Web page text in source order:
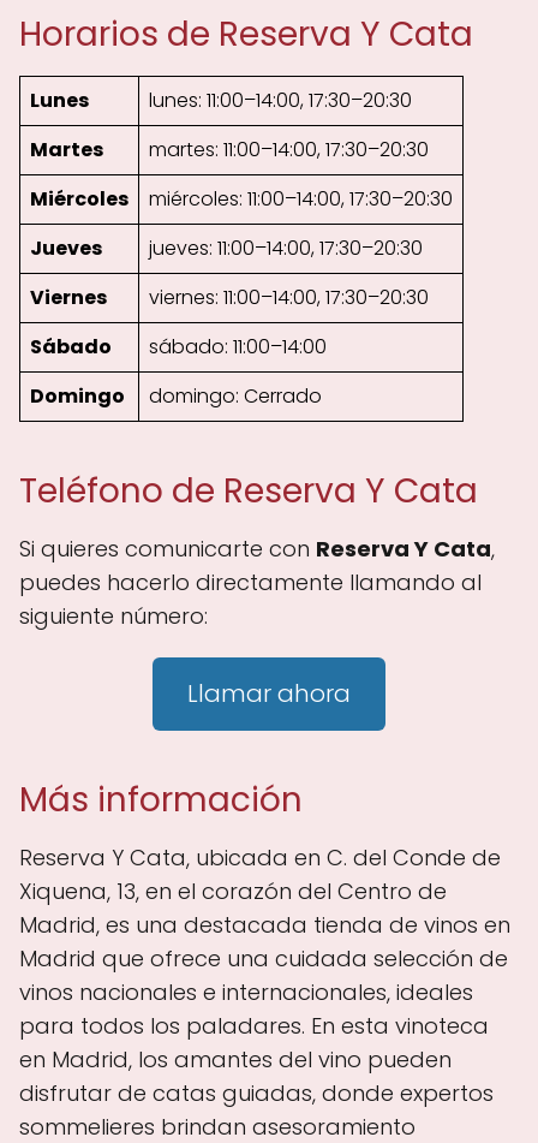
Horarios de Reserva Y Cata
Lunes
lunes: 11:00–14:00, 17:30–20:30
Martes
martes: 11:00–14:00, 17:30–20:30
Miércoles
miércoles: 11:00–14:00, 17:30–20:30
Jueves
jueves: 11:00–14:00, 17:30–20:30
Viernes
viernes: 11:00–14:00, 17:30–20:30
Sábado
sábado: 11:00–14:00
Domingo
domingo: Cerrado
Teléfono de Reserva Y Cata
Si quieres comunicarte con Reserva Y Cata,
puedes hacerlo directamente llamando al
siguiente número:
Llamar ahora
Más información
Reserva Y Cata, ubicada en C. del Conde de
Xiquena, 13, en el corazón del Centro de
Madrid, es una destacada tienda de vinos en
Madrid que ofrece una cuidada selección de
vinos nacionales e internacionales, ideales
para todos los paladares. En esta vinoteca
en Madrid, los amantes del vino pueden
disfrutar de catas guiadas, donde expertos
sommelieres brindan asesoramiento